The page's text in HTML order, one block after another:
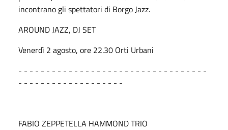
incontrano gli spettatori di Borgo Jazz.
AROUND JAZZ, DJ SET
Venerdì 2 agosto, ore 22.30 Orti Urbani
- - - - - - - - - - - - - - - - - - - - - - - - - - - - - - - - - -
- - - - - - - - - - - - - - - - - - -
FABIO ZEPPETELLA HAMMOND TRIO